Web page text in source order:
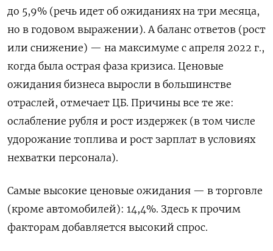
до 5,9% (речь идет об ожиданиях на три месяца,
но в годовом выражении). А баланс ответов (рост
или снижение) — на максимуме с апреля 2022 г.,
когда была острая фаза кризиса. Ценовые
ожидания бизнеса выросли в большинстве
отраслей, отмечает ЦБ. Причины все те же:
ослабление рубля и рост издержек (в том числе
удорожание топлива и рост зарплат в условиях
нехватки персонала).
Самые высокие ценовые ожидания — в торговле
(кроме автомобилей): 14,4%. Здесь к прочим
факторам добавляется высокий спрос.